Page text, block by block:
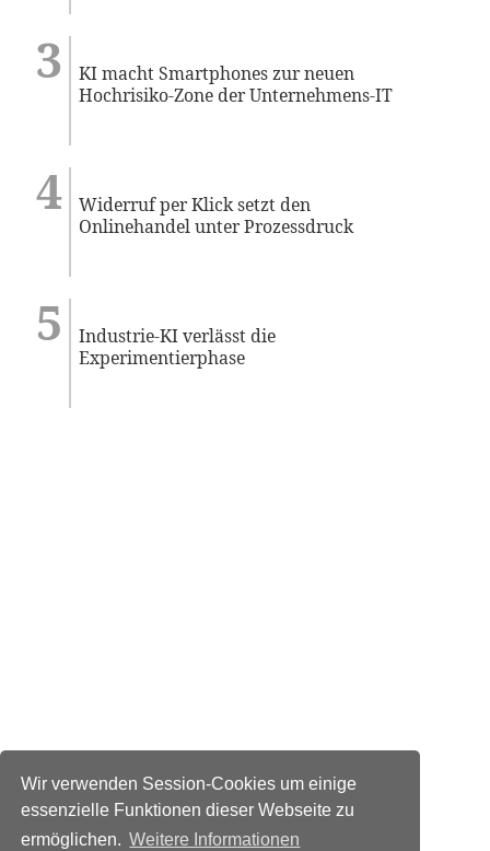
Wir verwenden Session-Cookies um einige
essenzielle Funktionen dieser Webseite zu
ermöglichen. Weitere Informationen
KI macht Smartphones zur neuen
Hochrisiko-Zone der Unternehmens-IT
Widerruf per Klick setzt den
Onlinehandel unter Prozessdruck
Industrie-KI verlässt die
Experimentierphase